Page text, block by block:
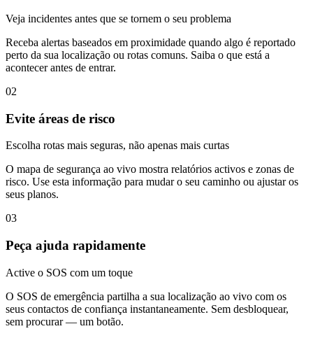
Veja incidentes antes que se tornem o seu problema
Receba alertas baseados em proximidade quando algo é reportado
perto da sua localização ou rotas comuns. Saiba o que está a
acontecer antes de entrar.
02
Evite áreas de risco
Escolha rotas mais seguras, não apenas mais curtas
O mapa de segurança ao vivo mostra relatórios activos e zonas de
risco. Use esta informação para mudar o seu caminho ou ajustar os
seus planos.
03
Peça ajuda rapidamente
Active o SOS com um toque
O SOS de emergência partilha a sua localização ao vivo com os
seus contactos de confiança instantaneamente. Sem desbloquear,
sem procurar — um botão.